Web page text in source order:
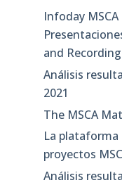
Infoday
and Recording
Análisis
2021
The MSCA
La
proyectos
Análisis